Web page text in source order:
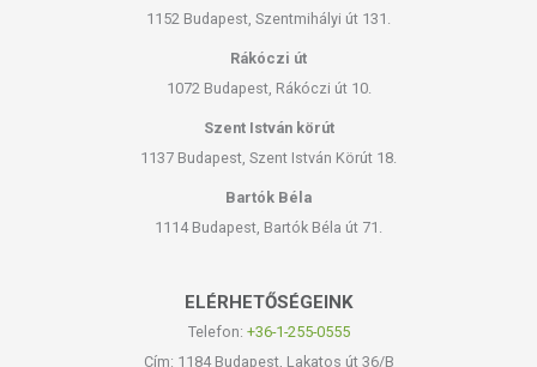
1152 Budapest, Szentmihályi út 131.
Rákóczi út
1072 Budapest, Rákóczi út 10.
Szent István körút
1137 Budapest, Szent István Körút 18.
Bartók Béla
1114 Budapest, Bartók Béla út 71.
ELÉRHETŐSÉGEINK
Telefon: +36-1-255-0555
Cím: 1184 Budapest, Lakatos út 36/B